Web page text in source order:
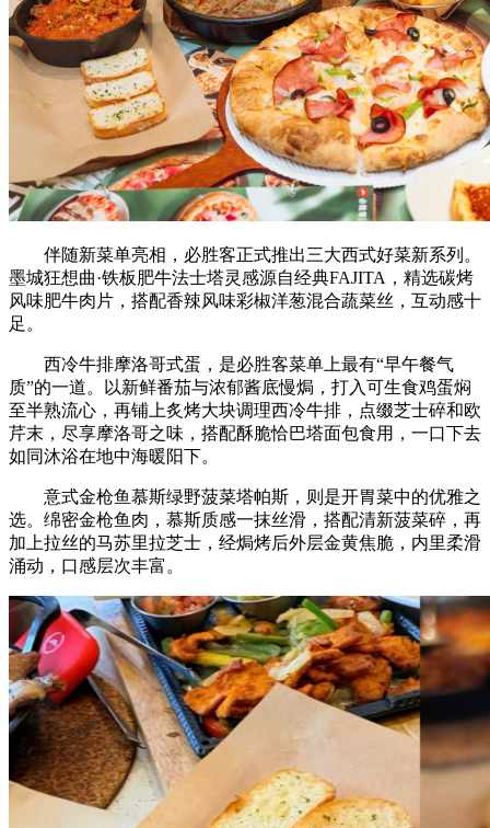
伴随新菜单亮相，必胜客正式推出三大西式好菜新系列。
墨城狂想曲·铁板肥牛法士塔灵感源自经典FAJITA，精选碳烤
风味肥牛肉片，搭配香辣风味彩椒洋葱混合蔬菜丝，互动感十
足。
西冷牛排摩洛哥式蛋，是必胜客菜单上最有“早午餐气
质”的一道。以新鲜番茄与浓郁酱底慢焗，打入可生食鸡蛋焖
至半熟流心，再铺上炙烤大块调理西冷牛排，点缀芝士碎和欧
芹末，尽享摩洛哥之味，搭配酥脆恰巴塔面包食用，一口下去
如同沐浴在地中海暖阳下。
意式金枪鱼慕斯绿野菠菜塔帕斯，则是开胃菜中的优雅之
选。绵密金枪鱼肉，慕斯质感一抹丝滑，搭配清新菠菜碎，再
加上拉丝的马苏里拉芝士，经焗烤后外层金黄焦脆，内里柔滑
涌动，口感层次丰富。